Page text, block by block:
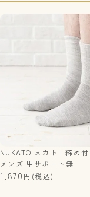
NUKATO ヌカト | 締め
メンズ 甲サポート無
1,870 (税込)